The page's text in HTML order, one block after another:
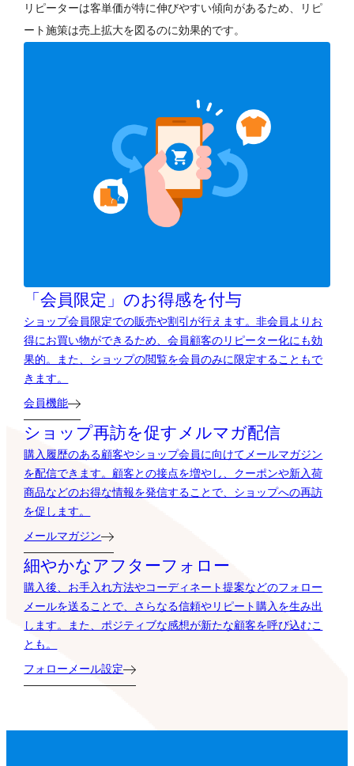
リピーターは客単価が特に伸びやすい傾向があるため、リピ
ート施策は売上拡大を図るのに効果的です。
「会員限定」のお得感を付与
ショップ会員限定での販売や割引が行えます。非会員よりお
得にお買い物ができるため、会員顧客のリピーター化にも効
果的。また、ショップの閲覧を会員のみに限定することもで
きます。
会員機能
ショップ再訪を促すメルマガ配信
購入履歴のある顧客やショップ会員に向けてメールマガジン
を配信できます。顧客との接点を増やし、クーポンや新入荷
商品などのお得な情報を発信することで、ショップへの再訪
を促します。
メールマガジン
細やかなアフターフォロー
購入後、お手入れ方法やコーディネート提案などのフォロー
メールを送ることで、さらなる信頼やリピート購入を生み出
します。また、ポジティブな感想が新たな顧客を呼び込むこ
とも。
フォローメール設定